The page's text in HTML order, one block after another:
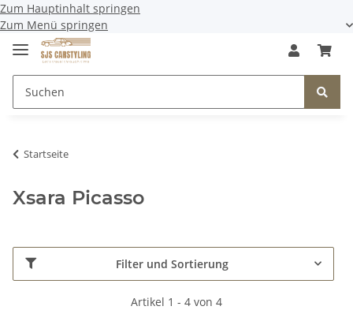
Zum Hauptinhalt springen
Zum Menü springen
Startseite
Xsara Picasso
Filter und Sortierung
Artikel 1 - 4 von 4